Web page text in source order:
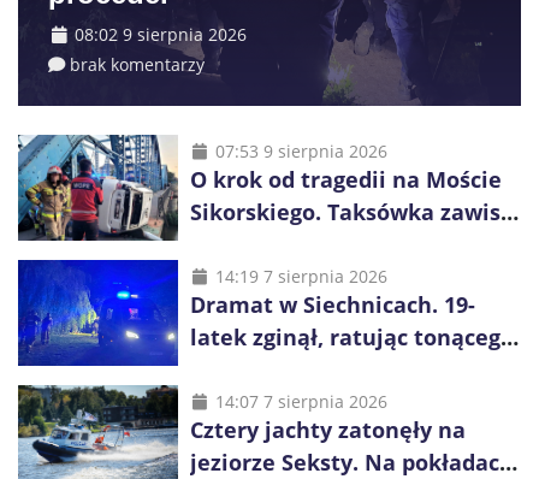
08:02 9 sierpnia 2026
brak komentarzy
07:53 9 sierpnia 2026
O krok od tragedii na Moście
Sikorskiego. Taksówka zawisła
14:19 7 sierpnia 2026
Dramat w Siechnicach. 19-
latek zginął, ratując tonącego
14:07 7 sierpnia 2026
Cztery jachty zatonęły na
jeziorze Seksty. Na pokładach